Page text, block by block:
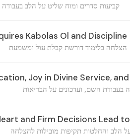
קביעות סדרים ומוח שליט על הלב בעבודה
Kabolas Ol and Discipline
הצלחה בלימוד דורשת קבלת עול ומשמעת
Joy in Divine Service,
השם, ועדכונים על הבריאות
and Firm Decisions Lead
הלב והחלטות תקיפות מובילות להצלחה